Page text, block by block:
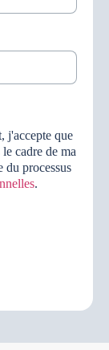
j'accepte que
cadre de ma
du processus
.